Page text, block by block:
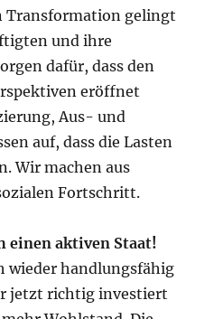
Transformation gelingt
und ihre
dafür, dass den
eröffnet
Aus- und
auf, dass die Lasten
Wir machen aus
Fortschritt.
einen aktiven Staat!
wieder handlungsfähig
jetzt richtig investiert